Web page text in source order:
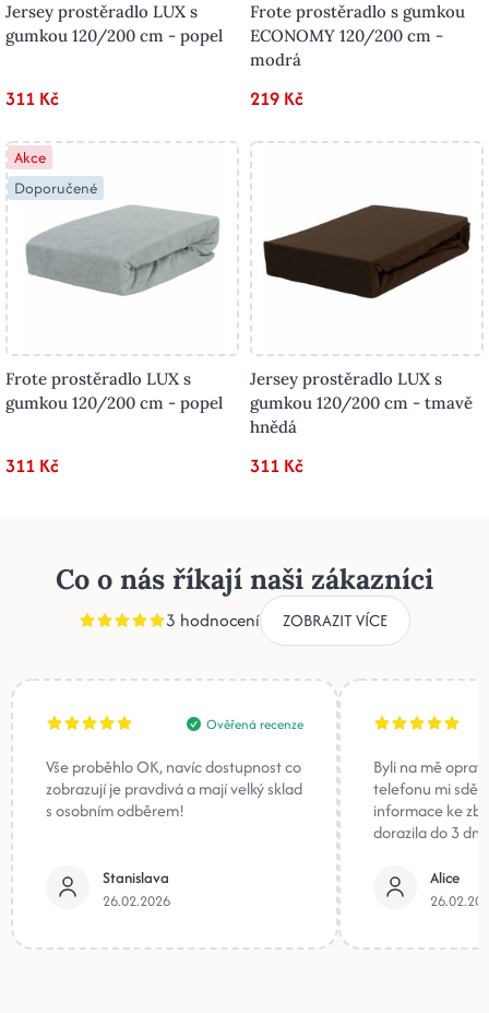
Jersey prostěradlo LUX s
gumkou 120/200 cm - popel
311 Kč
Frote prostěradlo s gumkou
ECONOMY 120/200 cm -
modrá
219 Kč
Akce
Doporučené
Frote prostěradlo LUX s
gumkou 120/200 cm - popel
311 Kč
Jersey prostěradlo LUX s
gumkou 120/200 cm - tmavě
hnědá
311 Kč
Co o nás říkají naši zákazníci
3 hodnocení ZOBRAZIT VÍCE
Ověřená recenze
Vše proběhlo OK, navíc dostupnost co
zobrazují je pravdivá a mají velký sklad
s osobním odběrem!
Stanislava
26.02.2026
Byli na mě
telefonu mi
informace ke
dorazila do 3
Alice